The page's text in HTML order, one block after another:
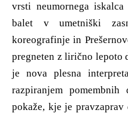
vrsti neumornega iskalca
balet v umetniški
koreografinje in
pregneten z lirično lepoto
je nova plesna
razpiranjem pomembnih
pokaže, kje je